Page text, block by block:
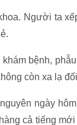
Người ta
bệnh,
còn xa lạ
ngày
cả tiếng